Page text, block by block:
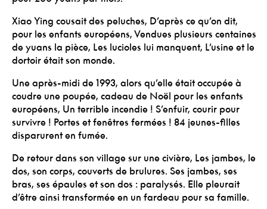
Xiao Ying cousait des peluches, D’après ce qu’on dit,
pour les enfants européens, Vendues plusieurs centaines
de yuans la pièce, Les lucioles lui manquent, L’usine et le
dortoir était son monde.
Une après-midi de 1993, alors qu’elle était occupée à
coudre une poupée, cadeau de Noël pour les enfants
européens, Un terrible incendie ! S’enfuir, courir pour
survivre ! Portes et fenêtres fermées ! 84 jeunes-filles
disparurent en fumée.
De retour dans son village sur une civière, Les jambes, le
dos, son corps, couverts de brulures. Ses jambes, ses
bras, ses épaules et son dos : paralysés. Elle pleurait
d’être ainsi transformée en un fardeau pour sa famille.